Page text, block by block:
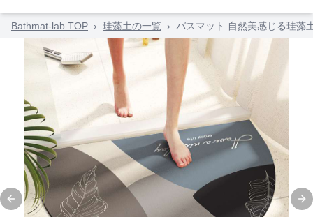
Bathmat-lab TOP › 珪藻土の一覧 › バスマット 自然美感じる珪藻
Previous slide